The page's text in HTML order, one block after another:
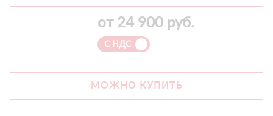
от 24 900 руб.
С НДС
МОЖНО КУПИТЬ